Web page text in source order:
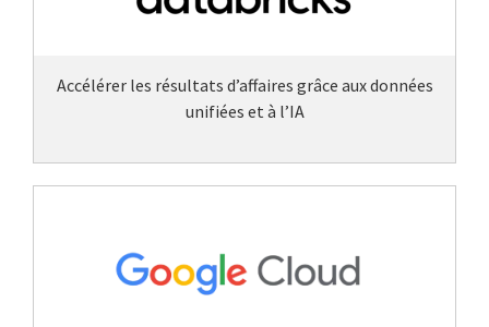
Accélérer les résultats d’affaires grâce aux données
unifiées et à l’IA